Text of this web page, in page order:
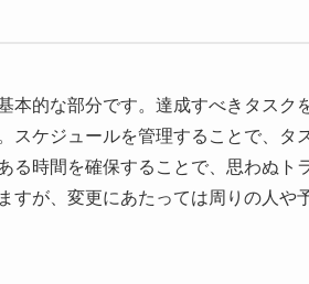
本的な部分です。達成すべきタスク
スケジュールを管理することで、タ
る時間を確保することで、思わぬト
すが、変更にあたっては周りの人や